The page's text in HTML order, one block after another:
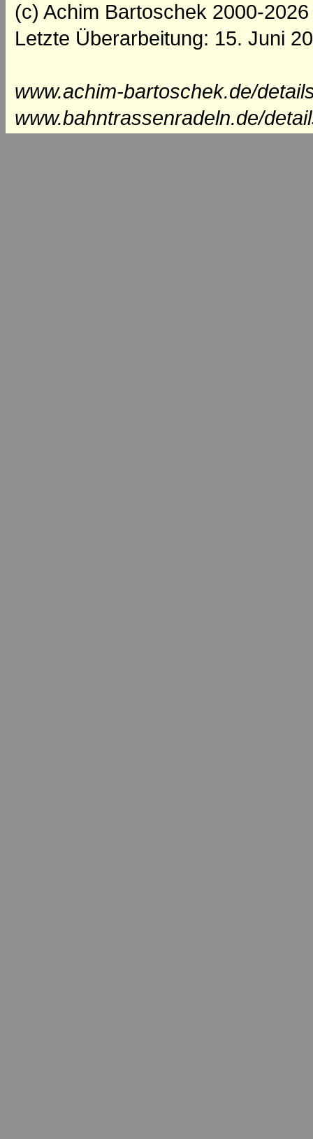
(c) Achim Bartoschek 2000-2026
Letzte Überarbeitung: 15. Juni
www.achim-bartoschek.de/
www.bahntrassenradeln.de/